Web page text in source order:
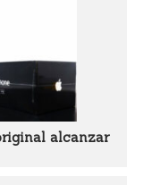
alcanzar